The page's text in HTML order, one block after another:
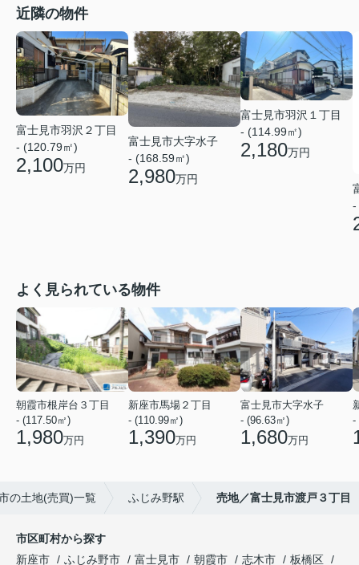
近隣の物件
富士見市羽沢２丁目
- (120.79㎡)
2,100万円
富士見市大字水子
- (168.59㎡)
2,980万円
富士見市羽沢１丁目
- (114.99㎡)
2,180万円
-
よく見られている物件
朝霞市根岸台３丁目
- (117.50㎡)
1,980万円
新座市馬場２丁目
- (110.99㎡)
1,390万円
富士見市大字水子
- (96.63㎡)
1,680万円
-
の土地(売買)一覧 ふじみ野駅 売地／富士見市渡戸３丁目
市区町村から探す
新座市
ふじみ野市 富士見市 朝霞市 志木市
板橋区